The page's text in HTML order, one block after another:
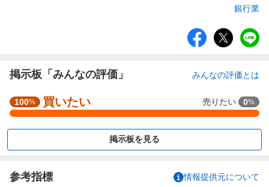
銀行業
ア
掲示板「みんなの評価」 みんなの評価とは
強
く
買
1
100% 買いたい 売りたい 0%
掲示板を見る
参考指標 情報提供元について